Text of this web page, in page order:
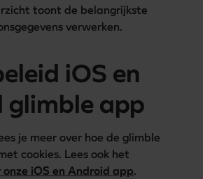
toont de belangrijkste
iOS en
glimble app
je meer over hoe de glimble
iOS en Android app.